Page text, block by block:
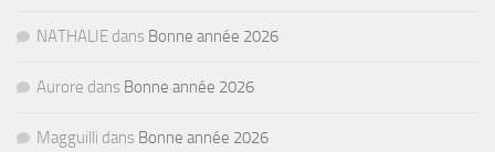
NATHALIE dans Bonne année 2026
Aurore dans Bonne année 2026
Magguilli dans Bonne année 2026